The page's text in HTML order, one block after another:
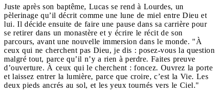
Juste après son baptême, Lucas se rend à Lourdes, un
pèlerinage qu’il décrit comme une lune de miel entre Dieu et
lui. Il décide ensuite de faire une pause dans sa carrière pour
se retirer dans un monastère et y écrire le récit de son
parcours, avant une nouvelle immersion dans le monde. "À
ceux qui ne cherchent pas Dieu, je dis : posez-vous la question
malgré tout, parce qu’il n’y a rien à perdre. Faites preuve
d’ouverture. À ceux qui le cherchent : foncez. Ouvrez la porte
et laissez entrer la lumière, parce que croire, c’est la Vie. Les
deux pieds ancrés au sol, et les yeux tournés vers le Ciel."